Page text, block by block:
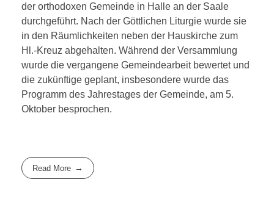
Russische Orthodoxe Kirche in Deutschland
Geschichte
der orthodoxen Gemeinde in Halle an der Saale
durchgeführt. Nach der Göttlichen Liturgie wurde sie
in den Räumlichkeiten neben der Hauskirche zum
Hl.-Kreuz abgehalten. Während der Versammlung
wurde die vergangene Gemeindearbeit bewertet und
die zukünftige geplant, insbesondere wurde das
Programm des Jahrestages der Gemeinde, am 5.
Oktober besprochen.
Read More